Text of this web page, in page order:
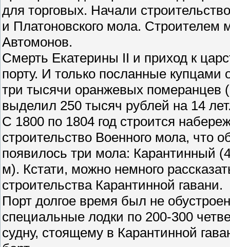
для торговых. Начали
и Платоновского мола. Строителем
Автомонов.
Смерть Екатерины II и приход к
порту. И только посланные купцами
три тысячи оранжевых померанцев
выделил 250 тысяч рублей на 14
С 1800 по 1804 год строится
строительство Военного мола, что
появилось три мола: Карантинный
м). Кстати, можно немного
строительства Карантинной гавани.
Порт долгое время был не
специальные лодки по 200-300
судну, стоящему в Карантинной